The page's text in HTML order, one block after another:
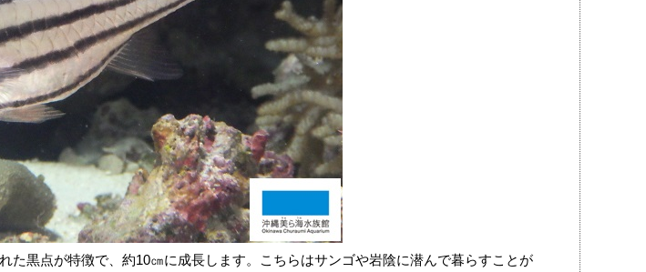
た黒点が特徴で、約10㎝に成長します。こちらはサンゴや岩陰に潜んで暮らすことが